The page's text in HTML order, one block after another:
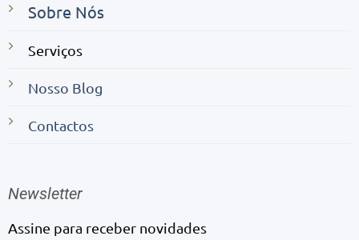
Sobre Nós
Serviços
Nosso Blog
Contactos
Newsletter
Assine para receber novidades